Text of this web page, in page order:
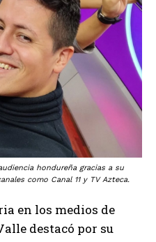
hondureña gracias a su
como Canal 11 y TV Azteca.
en los medios de
destacó por su